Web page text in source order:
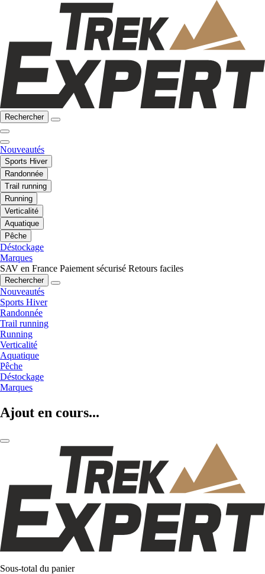
Rechercher
Nouveautés
Sports Hiver
Randonnée
Trail running
Running
Verticalité
Aquatique
Pêche
Déstockage
Marques
SAV en France Paiement sécurisé Retours faciles
Rechercher
Nouveautés
Sports Hiver
Randonnée
Trail running
Running
Verticalité
Aquatique
Pêche
Déstockage
Marques
Ajout en cours...
Sous-total du panier